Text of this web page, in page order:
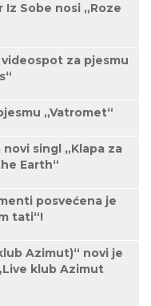
Sobe nosi „Roze
za pjesmu
„Vatromet“
singl „Klapa za
Earth“
posvećena je
tati“!
Azimut)“ novi je
klub Azimut